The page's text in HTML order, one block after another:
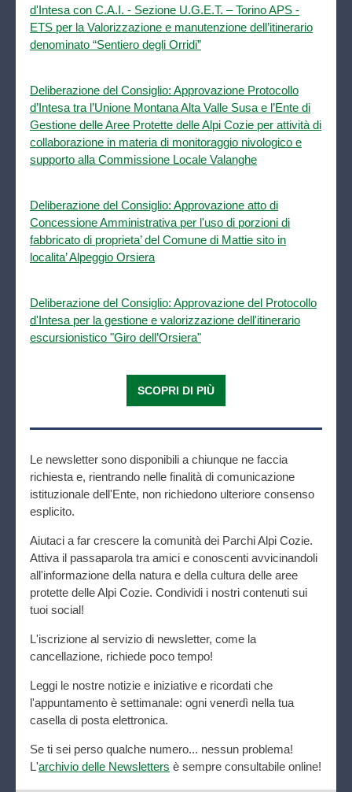
d'Intesa con C.A.I. - Sezione U.G.E.T. – Torino APS -
ETS per la Valorizzazione e manutenzione dell’itinerario
denominato “Sentiero degli Orridi”
Deliberazione del Consiglio: Approvazione Protocollo
d’Intesa tra l’Unione Montana Alta Valle Susa e l’Ente di
Gestione delle Aree Protette delle Alpi Cozie per attività di
collaborazione in materia di monitoraggio nivologico e
supporto alla Commissione Locale Valanghe
Deliberazione del Consiglio: Approvazione atto di
Concessione Amministrativa per l'uso di porzioni di
fabbricato di proprieta’ del Comune di Mattie sito in
localita’ Alpeggio Orsiera
Deliberazione del Consiglio: Approvazione del Protocollo
d'Intesa per la gestione e valorizzazione dell'itinerario
escursionistico "Giro dell’Orsiera"
SCOPRI DI PIÙ
Le newsletter sono disponibili a chiunque ne faccia
richiesta e, rientrando nelle finalità di comunicazione
istituzionale dell'Ente, non richiedono ulteriore consenso
esplicito.
Aiutaci a far crescere la comunità dei Parchi Alpi Cozie.
Attiva il passaparola tra amici e conoscenti avvicinandoli
all'informazione della natura e della cultura delle aree
protette delle Alpi Cozie. Condividi i nostri contenuti sui
tuoi social!
L'iscrizione al servizio di newsletter, come la
cancellazione, richiede poco tempo!
Leggi le nostre notizie e iniziative e ricordati che
l'appuntamento è settimanale: ogni venerdì nella tua
casella di posta elettronica.
Se ti sei perso qualche numero... nessun problema!
L'archivio delle Newsletters è sempre consultabile online!